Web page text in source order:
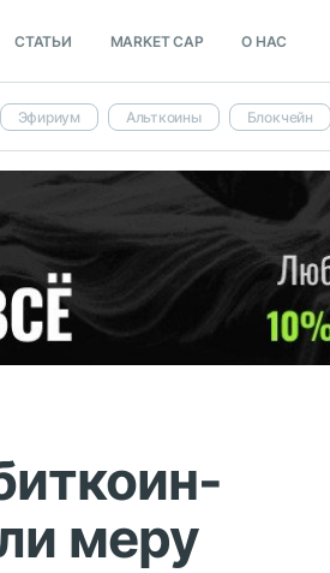
СТАТЬИ MARKET CAP О НАС
Эфириум Альткоины Блокчейн
меру